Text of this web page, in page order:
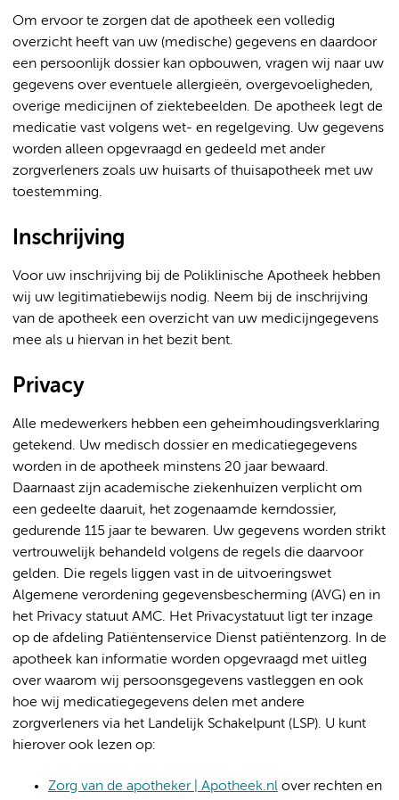
Om ervoor te zorgen dat de apotheek een volledig
overzicht heeft van uw (medische) gegevens en daardoor
een persoonlijk dossier kan opbouwen, vragen wij naar uw
gegevens over eventuele allergieën, overgevoeligheden,
overige medicijnen of ziektebeelden. De apotheek legt de
medicatie vast volgens wet- en regelgeving. Uw gegevens
worden alleen opgevraagd en gedeeld met ander
zorgverleners zoals uw huisarts of thuisapotheek met uw
toestemming.
Inschrijving
Voor uw inschrijving bij de Poliklinische Apotheek hebben
wij uw legitimatiebewijs nodig. Neem bij de inschrijving
van de apotheek een overzicht van uw medicijngegevens
mee als u hiervan in het bezit bent.
Privacy
Alle medewerkers hebben een geheimhoudingsverklaring
getekend. Uw medisch dossier en medicatiegegevens
worden in de apotheek minstens 20 jaar bewaard.
Daarnaast zijn academische ziekenhuizen verplicht om
een gedeelte daaruit, het zogenaamde kerndossier,
gedurende 115 jaar te bewaren. Uw gegevens worden strikt
vertrouwelijk behandeld volgens de regels die daarvoor
gelden. Die regels liggen vast in de uitvoeringswet
Algemene verordening gegevensbescherming (AVG) en in
het Privacy statuut AMC. Het Privacystatuut ligt ter inzage
op de afdeling Patiëntenservice Dienst patiëntenzorg. In de
apotheek kan informatie worden opgevraagd met uitleg
over waarom wij persoonsgegevens vastleggen en ook
hoe wij medicatiegegevens delen met andere
zorgverleners via het Landelijk Schakelpunt (LSP). U kunt
hierover ook lezen op:
Zorg van de apotheker | Apotheek.nl over rechten en